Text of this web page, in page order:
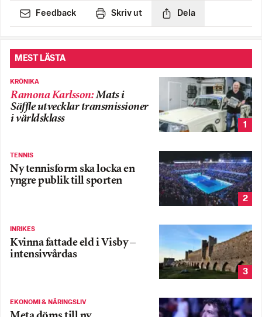
Feedback Skriv ut Dela
MEST LÄSTA
KRÖNIKA
Ramona Karlsson:Mats i
Säffle utvecklar transmissioner
i världsklass
1
TENNIS
Ny tennisform ska locka en
yngre publik till sporten
2
INRIKES
Kvinna fattade eld i Visby –
intensivvårdas
3
EKONOMI & NÄRINGSLIV